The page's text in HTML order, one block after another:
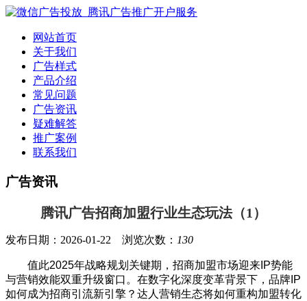
网站首页
关于我们
广告样式
产品介绍
常见问题
广告资讯
疑难解答
推广案例
联系我们
广告资讯
腾讯广告招商加盟行业生态玩法（1）
发布日期：2026-01-22 浏览次数： 130
值此2025年战略规划关键期，招商加盟市场迎来IP势能
与营销效能双重升级窗口。在数字化深度变革背景下，品牌IP
如何成为招商引流新引擎？达人营销生态将如何重构加盟转化